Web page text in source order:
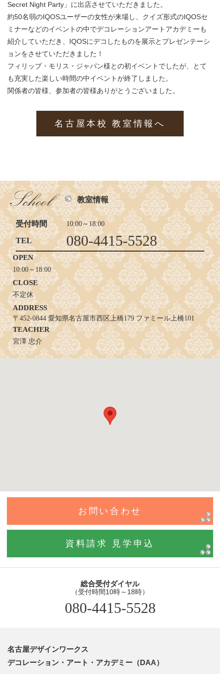
Secret Night Party」に出店させていただきました。
約50名弱のIQOSユーザーの女性が来場し、クイズ形式のIQOSセ
ミナーなどのイベントの中でデコレーションアートアカデミーも
紹介していただき、IQOSにデコしたものを展示とプレゼンテーシ
ョンをさせていただきました！
フィリップ・モリス・ジャパン様との初イベントでしたが、とて
も充実した楽しい時間の中イベントが終了しました。
関係者の皆様、参加者の皆様ありがとうございました。
名古屋本校 教室情報へ
教室情報
受付時間 10:00～18:00
TEL 080-4415-5528
OPEN
10:00～18:00
CLOSE
不定休
ADDRESS
〒452-0844 愛知県名古屋市西区上橋179 ファミール上橋101
TEACHER
宮澤 忠介
お問い合わせ
資料請求 見学申込
総合受付ダイヤル
（受付時間10時～18時）
080-4415-5528
名古屋デザインワークス
デコレーション・アート・アカデミー（DAA）